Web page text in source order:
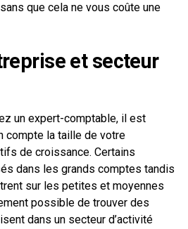
que cela ne vous coûte une
et secteur
un expert-comptable, il est
compte la taille de votre
de croissance. Certains
dans les grands comptes tandis
sur les petites et moyennes
possible de trouver des
dans un secteur d’activité